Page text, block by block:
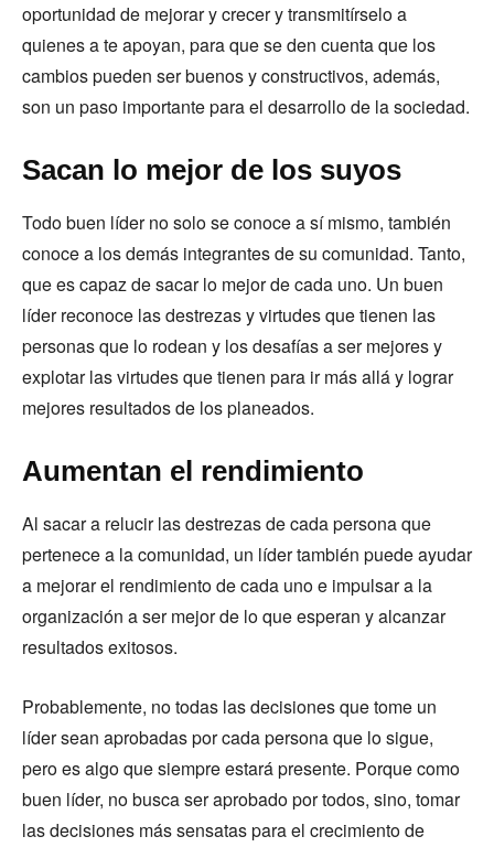
oportunidad de mejorar y crecer y transmitírselo a
quienes a te apoyan, para que se den cuenta que los
cambios pueden ser buenos y constructivos, además,
son un paso importante para el desarrollo de la sociedad.
Sacan lo mejor de los suyos
Todo buen líder no solo se conoce a sí mismo, también
conoce a los demás integrantes de su comunidad. Tanto,
que es capaz de sacar lo mejor de cada uno. Un buen
líder reconoce las destrezas y virtudes que tienen las
personas que lo rodean y los desafías a ser mejores y
explotar las virtudes que tienen para ir más allá y lograr
mejores resultados de los planeados.
Aumentan el rendimiento
Al sacar a relucir las destrezas de cada persona que
pertenece a la comunidad, un líder también puede ayudar
a mejorar el rendimiento de cada uno e impulsar a la
organización a ser mejor de lo que esperan y alcanzar
resultados exitosos.
Probablemente, no todas las decisiones que tome un
líder sean aprobadas por cada persona que lo sigue,
pero es algo que siempre estará presente. Porque como
buen líder, no busca ser aprobado por todos, sino, tomar
las decisiones más sensatas para el crecimiento de